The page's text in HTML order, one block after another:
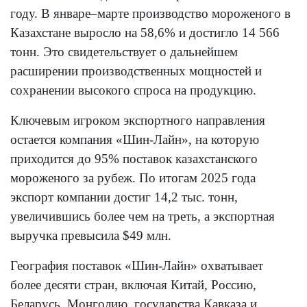
году. В январе–марте производство мороженого в
Казахстане выросло на 58,6% и достигло 14 566
тонн. Это свидетельствует о дальнейшем
расширении производственных мощностей и
сохранении высокого спроса на продукцию.
Ключевым игроком экспортного направления
остается компания «Шин-Лайн», на которую
приходится до 95% поставок казахстанского
мороженого за рубеж. По итогам 2025 года
экспорт компании достиг 14,2 тыс. тонн,
увеличившись более чем на треть, а экспортная
выручка превысила $49 млн.
География поставок «Шин-Лайн» охватывает
более десяти стран, включая Китай, Россию,
Беларусь, Монголию, государства Кавказа и